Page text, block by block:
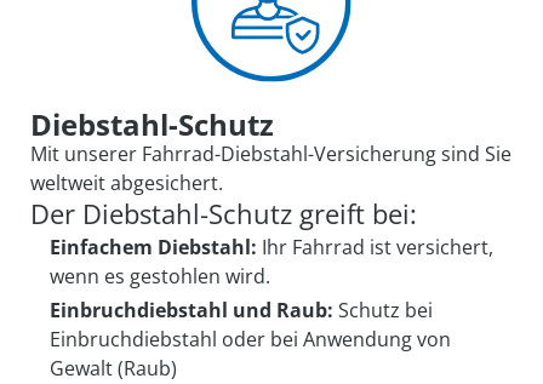
Diebstahl-Schutz
Mit unserer Fahrrad-Diebstahl-Versicherung sind Sie
weltweit abgesichert.
Der Diebstahl-Schutz greift bei:
Einfachem Diebstahl: Ihr Fahrrad ist versichert,
wenn es gestohlen wird.
Einbruchdiebstahl und Raub: Schutz bei
Einbruchdiebstahl oder bei Anwendung von
Gewalt (Raub)